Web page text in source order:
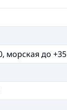
морская до +35